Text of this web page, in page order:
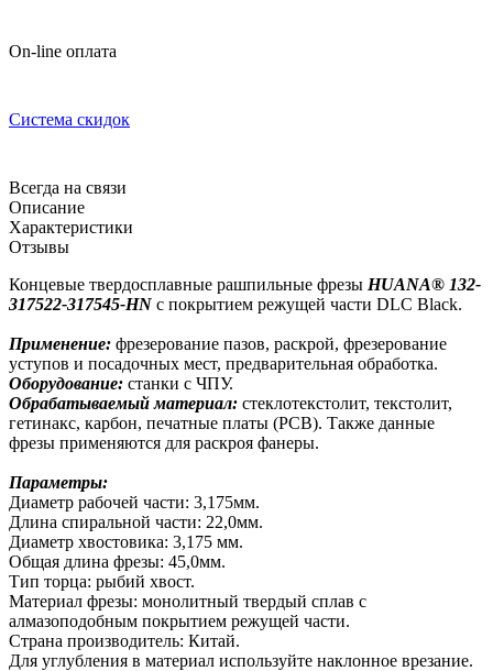
On-line оплата
Система скидок
Всегда на связи
Описание
Характеристики
Отзывы
Концевые твердосплавные рашпильные фрезы HUANA® 132-
317522-317545-HN с покрытием режущей части DLC Black.
Применение: фрезерование пазов, раскрой, фрезерование
уступов и посадочных мест, предварительная обработка.
Оборудование: станки с ЧПУ.
Обрабатываемый материал: стеклотекстолит, текстолит,
гетинакс, карбон, печатные платы (PCB). Также данные
фрезы применяются для раскроя фанеры.
Параметры:
Диаметр рабочей части: 3,175мм.
Длина спиральной части: 22,0мм.
Диаметр хвостовика: 3,175 мм.
Общая длина фрезы: 45,0мм.
Тип торца: рыбий хвост.
Материал фрезы: монолитный твердый сплав с
алмазоподобным покрытием режущей части.
Страна производитель: Китай.
Для углубления в материал используйте наклонное врезание.